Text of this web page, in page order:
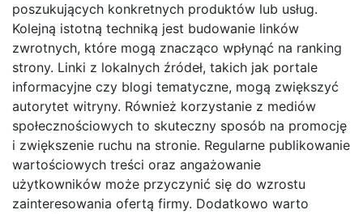
poszukujących konkretnych produktów lub usług.
Kolejną istotną techniką jest budowanie linków
zwrotnych, które mogą znacząco wpłynąć na ranking
strony. Linki z lokalnych źródeł, takich jak portale
informacyjne czy blogi tematyczne, mogą zwiększyć
autorytet witryny. Również korzystanie z mediów
społecznościowych to skuteczny sposób na promocję
i zwiększenie ruchu na stronie. Regularne publikowanie
wartościowych treści oraz angażowanie
użytkowników może przyczynić się do wzrostu
zainteresowania ofertą firmy. Dodatkowo warto